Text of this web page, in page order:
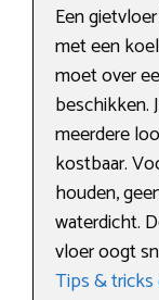
Een
met een
moet over
beschikken.
meerdere
kostbaar.
houden,
waterdicht.
vloer oogt
Tips &